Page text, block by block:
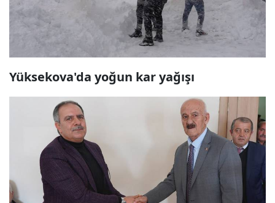
Yüksekova'da yoğun kar yağışı